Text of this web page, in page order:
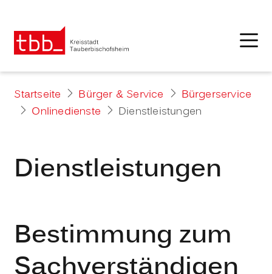
Startseite Bürger & Service
Bürgerservice
Onlinedienste
Dienstleistungen
Dienstleistungen
Bestimmung zum